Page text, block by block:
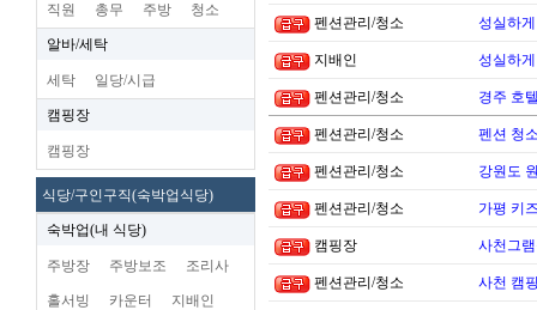
직원 총무 주방 청소
알바/세탁
세탁 일당/시급
캠핑장
캠핑장
식당/구인구직(숙박업식당)
숙박업(내 식당)
주방장 주방보조 조리사
홀서빙 카운터 지배인
펜션관리/청소 성실하
지배인 성실하
펜션관리/청소 경주 호
펜션관리/청소 펜션 청
펜션관리/청소 강원도
펜션관리/청소 가평 키
캠핑장 사천그
펜션관리/청소 사천 캠